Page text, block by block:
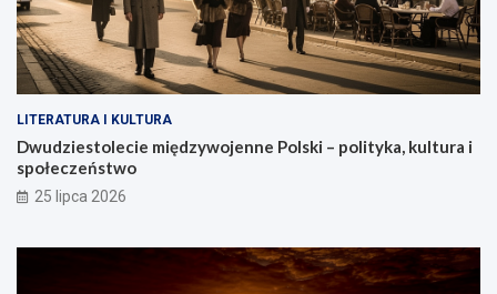
LITERATURA I KULTURA
Dwudziestolecie międzywojenne Polski – polityka, kultura i
społeczeństwo
25 lipca 2026